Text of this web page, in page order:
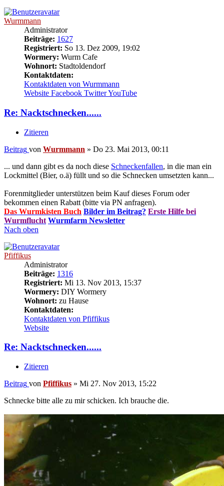
Wurmmann
Administrator
Beiträge: 1627
Registriert: So 13. Dez 2009, 19:02
Wormery: Wurm Cafe
Wohnort: Stadtoldendorf
Kontaktdaten:
Kontaktdaten von Wurmmann
Website Facebook TwitterYouTube
Re: Nacktschnecken......
Zitieren
Beitrag von Wurmmann » Do 23. Mai 2013, 00:11
... und dann gibt es da noch diese Schneckenfallen, in die man ein
Lockmittel (Bier, o.ä) füllt und so die Schnecken umsetzten kann...
Forenmitglieder unterstützen beim Kauf dieses Forum oder
bekommen einen Rabatt (bitte via PN anfragen).
Das Wurmkisten Buch Bilder im Beitrag? Erste Hilfe bei
Wurmflucht Wurmfarm Newsletter
Nach oben
Pfiffikus
Administrator
Beiträge: 1316
Registriert: Mi 13. Nov 2013, 15:37
Wormery: DIY Wormery
Wohnort: zu Hause
Kontaktdaten:
Kontaktdaten von Pfiffikus
Website
Re: Nacktschnecken......
Zitieren
Beitrag von Pfiffikus » Mi 27. Nov 2013, 15:22
Schnecke bitte alle zu mir schicken. Ich brauche die.